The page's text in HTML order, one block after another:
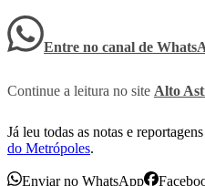
Entre no canal de
Continue a leitura no site Alto
Já leu todas as notas e
do Metrópoles.
Enviar no WhatsApp